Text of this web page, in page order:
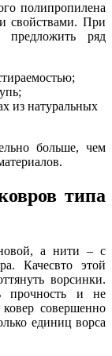
полипропилена
свойствами. При
ряд
из натуральных
больше, чем
типа
а нити – с
Качесвто этой
ворсинки.
прочность и не
совершенно
единиц ворса